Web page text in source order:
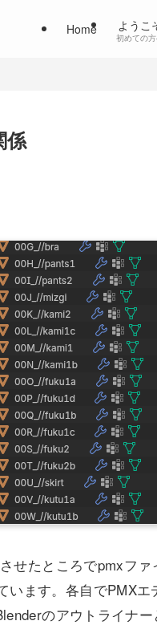
Home ようこ
初めての
係
せたところでpmxファ
います。各自でPMXエ
のアウトライナ